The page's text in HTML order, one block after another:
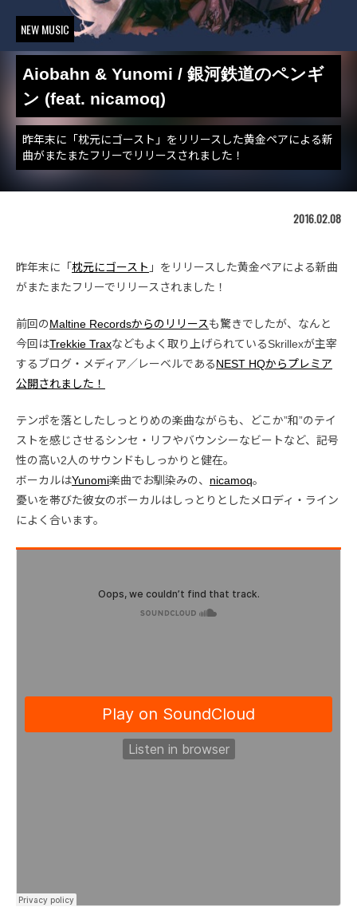
NEW MUSIC
Aiobahn & Yunomi / 銀河鉄道のペンギ
ン (feat. nicamoq)
昨年末に「枕元にゴースト」をリリースした黄金ペアによる新
曲がまたまたフリーでリリースされました！
2016.02.08
昨年末に「 枕元にゴースト 」をリリースした黄金ペアによる新曲
がまたまたフリーでリリースされました！
前回のMaltine Recordsからのリリースも驚きでしたが、なんと
今回はTrekkie Traxなどもよく取り上げられているSkrillexが主宰
するブログ・メディア／レーベルであるNEST HQからプレミア
公開されました！
テンポを落としたしっとりめの楽曲ながらも、どこか”和”のテイ
ストを感じさせるシンセ・リフやバウンシーなビートなど、記号
性の高い2人のサウンドもしっかりと健在。
ボーカルはYunomi楽曲でお馴染みの、 nicamoq。
憂いを帯びた彼女のボーカルはしっとりとしたメロディ・ライン
によく合います。